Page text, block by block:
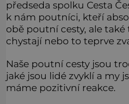
předseda spolku Cesta
k nám poutníci, kteří
obě poutní cesty, ale také
chystají nebo to teprve
Naše poutní cesty jsou
jaké jsou lidé zvyklí a my
máme pozitivní reakce.